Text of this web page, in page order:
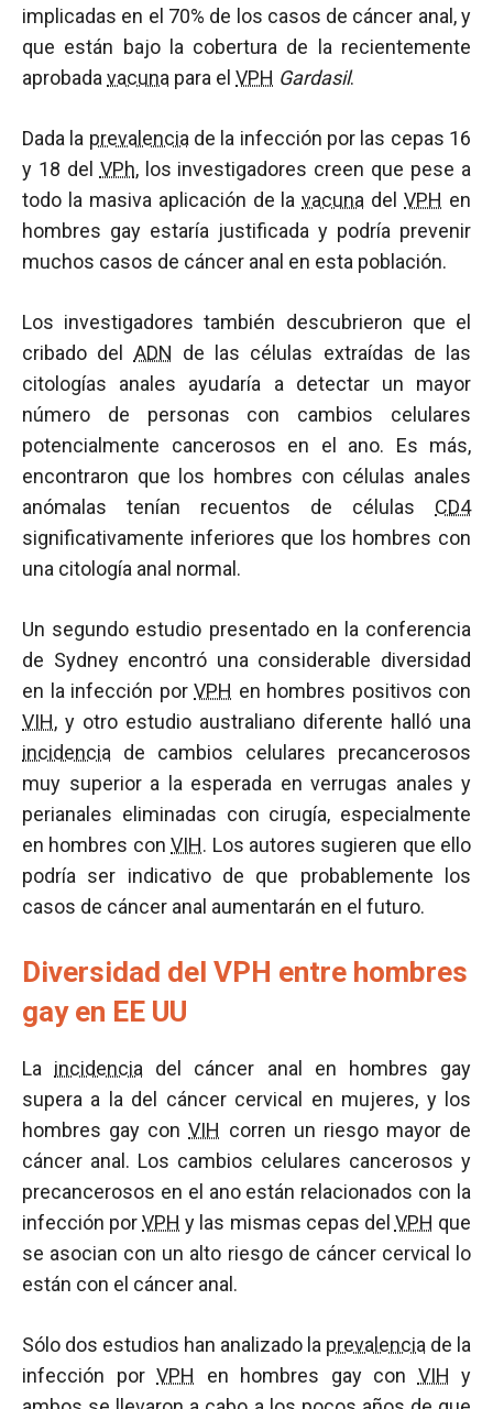
implicadas en el 70% de los casos de cáncer anal, y
que están bajo la cobertura de la recientemente
aprobada vacuna para el VPH Gardasil.
Dada la prevalencia de la infección por las cepas 16
y 18 del VPh, los investigadores creen que pese a
todo la masiva aplicación de lavacuna delVPH en
hombres gay estaría justificada y podría prevenir
muchos casos de cáncer anal en esta población.
Los investigadores también descubrieron que el
cribado del ADN de las células extraídas de las
citologías anales ayudaría a detectar un mayor
número de personas con cambios celulares
potencialmente cancerosos en el ano. Es más,
encontraron que los hombres con células anales
anómalas tenían recuentos de células CD4
significativamente inferiores que los hombres con
una citología anal normal.
Un segundo estudio presentado en la conferencia
de Sydney encontró una considerable diversidad
en la infección por VPH en hombres positivos con
VIH, y otro estudio australiano diferente halló una
incidencia de cambios celulares precancerosos
muy superior a la esperada en verrugas anales y
perianales eliminadas con cirugía, especialmente
en hombres conVIH. Los autores sugieren que ello
podría ser indicativo de que probablemente los
casos de cáncer anal aumentarán en el futuro.
Diversidad del VPH entre hombres
gay en EE UU
La incidencia del cáncer anal en hombres gay
supera a la del cáncer cervical en mujeres, y los
hombres gay conVIH corren un riesgo mayor de
cáncer anal. Los cambios celulares cancerosos y
precancerosos en el ano están relacionados con la
infección porVPH y las mismas cepas del VPH que
se asocian con un alto riesgo de cáncer cervical lo
están con el cáncer anal.
Sólo dos estudios han analizado la prevalencia de la
infección por VPH en hombres gay con VIH y